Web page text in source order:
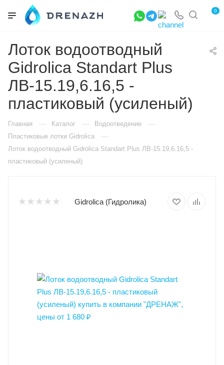
0
Лоток водоотводный
Gidrolica Standart Plus
ЛВ-15.19,6.16,5 -
пластиковый (усиленый)
Главная — Каталог — Водоотведение —
Пластиковые лотки Gidrolica —
Лоток водоотводный Gidrolica Standart Plus ЛВ-15.19,6.16,5 -
пластиковый (усиленый)
Gidrolica (Гидролика)